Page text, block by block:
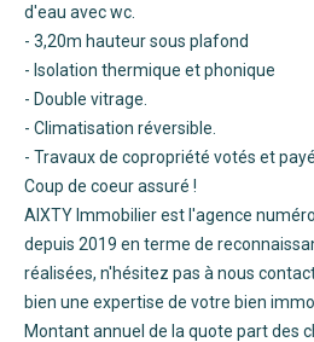
d'eau avec wc.
- 3,20m hauteur sous plafond
- Isolation thermique et phonique
- Double vitrage.
- Climatisation réversible.
- Travaux de copropriété votés et
Coup de coeur assuré !
AIXTY Immobilier est l'agence
depuis 2019 en terme de
réalisées, n'hésitez pas à nous
bien une expertise de votre bien
Montant annuel de la quote part des